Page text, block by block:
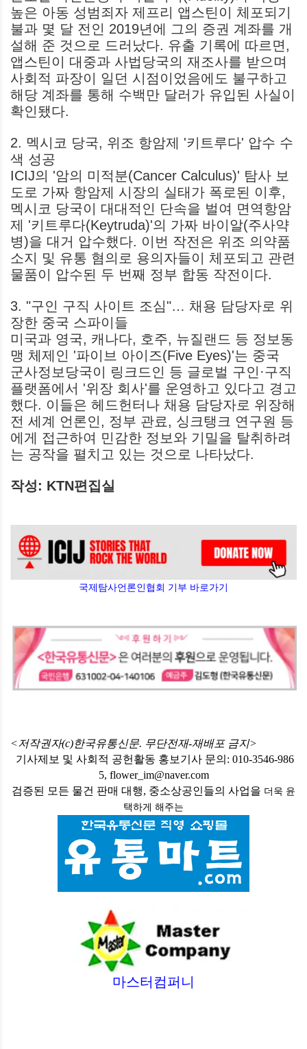
높은 아동 성범죄자 제프리 앱스틴이 체포되기
불과 몇 달 전인 2019년에 그의 증권 계좌를 개
설해 준 것으로 드러났다. 유출 기록에 따르면,
앱스틴이 대중과 사법당국의 재조사를 받으며
사회적 파장이 일던 시점이었음에도 불구하고
해당 계좌를 통해 수백만 달러가 유입된 사실이
확인됐다.
2. 멕시코 당국, 위조 항암제 '키트루다' 압수 수
색 성공
ICIJ의 '암의 미적분(Cancer Calculus)' 탐사 보
도로 가짜 항암제 시장의 실태가 폭로된 이후,
멕시코 당국이 대대적인 단속을 벌여 면역항암
제 '키트루다(Keytruda)'의 가짜 바이알(주사약
병)을 대거 압수했다. 이번 작전은 위조 의약품
소지 및 유통 혐의로 용의자들이 체포되고 관련
물품이 압수된 두 번째 정부 합동 작전이다.
3. "구인 구직 사이트 조심"… 채용 담당자로 위
장한 중국 스파이들
미국과 영국, 캐나다, 호주, 뉴질랜드 등 정보동
맹 체제인 '파이브 아이즈(Five Eyes)'는 중국
군사정보당국이 링크드인 등 글로벌 구인·구직
플랫폼에서 '위장 회사'를 운영하고 있다고 경고
했다. 이들은 헤드헌터나 채용 담당자로 위장해
전 세계 언론인, 정부 관료, 싱크탱크 연구원 등
에게 접근하여 민감한 정보와 기밀을 탈취하려
는 공작을 펼치고 있는 것으로 나타났다.
작성: KTN편집실
국제탐사언론인협회 기부 바로가기
<저작권자(c)한국유통신문. 무단전재-재배포 금지>
기사제보 및 사회적 공헌활동 홍보기사 문의: 010-3546-986
5, flower_im@naver.com
검증된 모든 물건 판매 대행, 중소상공인들의 사업을 더욱 윤
택하게 해주는
마스터컴퍼니